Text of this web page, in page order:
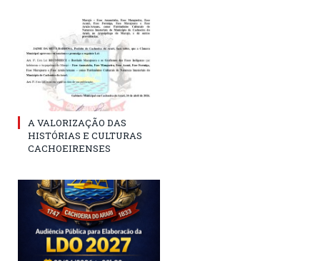
A VALORIZAÇÃO DAS
HISTÓRIAS E CULTURAS
CACHOEIRENSES